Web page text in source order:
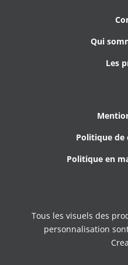
Qui
Les
Politique
Politique en
Tous les visuels des
personnalisation